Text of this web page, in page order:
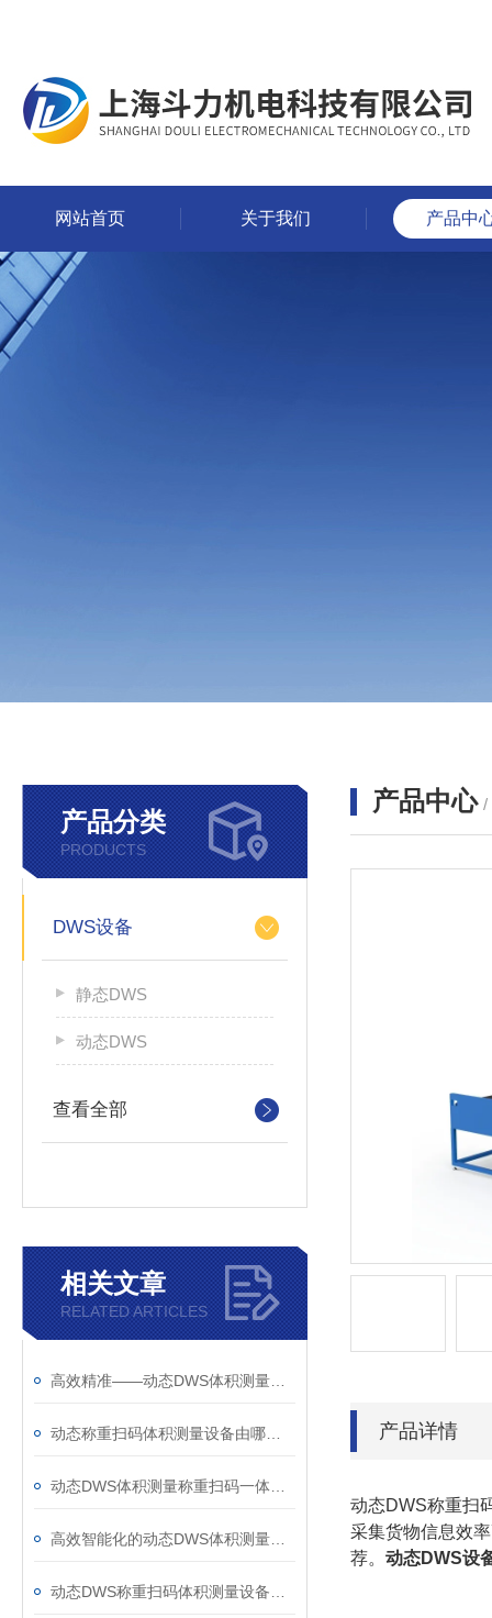
网站首页 关于我们 产品中
产品分类
PRODUCTS
DWS设备
静态DWS
动态DWS
查看全部
相关文章
RELATED ARTICLES
产品中心 /
产品详情
动态DWS称重扫
采集货物信息效
荐。 动态DWS设